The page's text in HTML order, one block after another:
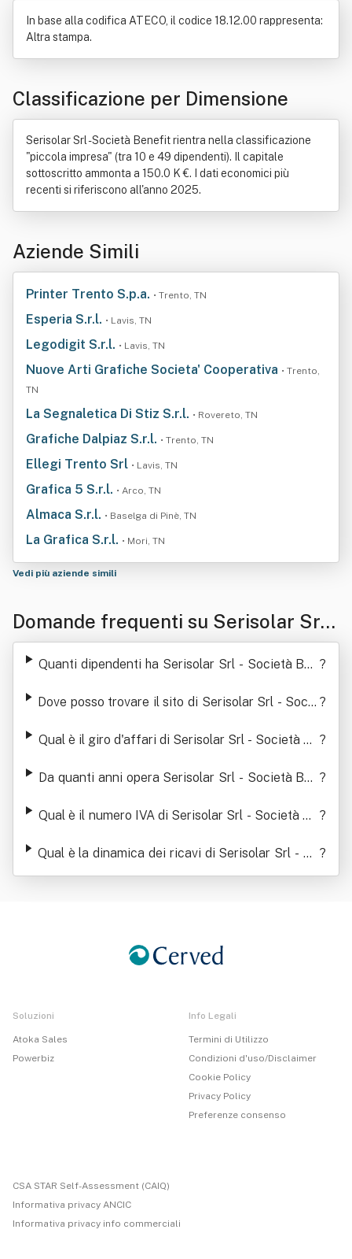
Promozione
In base alla codifica ATECO, il codice 18.12.00 rappresenta:
Altra stampa.
Classificazione per Dimensione
Serisolar Srl - Società Benefit rientra nella classificazione
"piccola impresa" (tra 10 e 49 dipendenti). Il capitale
sottoscritto ammonta a 150.0 K €. I dati economici più
recenti si riferiscono all'anno 2025.
Aziende Simili
Printer Trento S.p.a. • Trento, TN
Esperia S.r.l. • Lavis, TN
Legodigit S.r.l. • Lavis, TN
Nuove Arti Grafiche Societa' Cooperativa • Trento,
TN
La Segnaletica Di Stiz S.r.l. • Rovereto, TN
Grafiche Dalpiaz S.r.l. • Trento, TN
Ellegi Trento Srl • Lavis, TN
Grafica 5 S.r.l. • Arco, TN
Almaca S.r.l. • Baselga di Pinè, TN
La Grafica S.r.l. • Mori, TN
Vedi più aziende simili
Domande frequenti su Serisolar Srl -
Società Benefit
Quanti dipendenti ha Serisolar Srl - Società Ben ?
Dove posso trovare il sito di Serisolar Srl - Socie ?
Qual è il giro d'affari di Serisolar Srl - Società Be ?
Da quanti anni opera Serisolar Srl - Società Ben ?
Qual è il numero IVA di Serisolar Srl - Società Be
?
Qual è la dinamica dei ricavi di Serisolar Srl - So
cietà Benefit
?
Soluzioni
Atoka Sales
Powerbiz
Info Legali
Termini di Utilizzo
Condizioni d'uso/Disclaimer
Cookie Policy
Privacy Policy
Preferenze consenso
CSA STAR Self-Assessment (CAIQ)
Informativa privacy ANCIC
Informativa privacy info commerciali